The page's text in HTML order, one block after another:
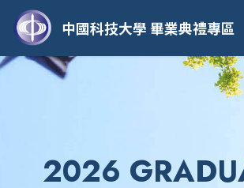
中國科技大學 畢業典禮專區
2026